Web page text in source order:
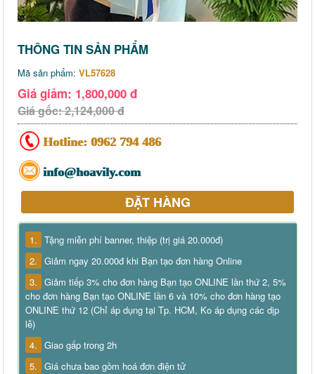
THÔNG TIN SẢN PHẨM
Mã sản phẩm: VL57628
Giá giảm: 1,800,000 đ
Giá gốc: 2,124,000 đ
Hotline: 0962 794 486
info@hoavily.com
ĐẶT HÀNG
1. Tặng miễn phí banner, thiệp (trị giá 20.000đ)
2. Giảm ngay 20.000đ khi Bạn tạo đơn hàng Online
3. Giảm tiếp 3% cho đơn hàng Bạn tạo ONLINE lần thứ 2, 5%
cho đơn hàng Bạn tạo ONLINE lần 6 và 10% cho đơn hàng tạo
ONLINE thứ 12 (Chỉ áp dụng tại Tp. HCM, Ko áp dụng các dịp
lễ)
4. Giao gấp trong 2h
5. Giá chưa bao gồm hoá đơn điện tử